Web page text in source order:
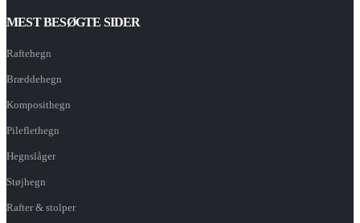
MEST BESØGTE SIDER
Raftehegn
Bræddehegn
Komposithegn
Pileflethegn
Hegnslåger
Støjhegn
Rafter & stolper